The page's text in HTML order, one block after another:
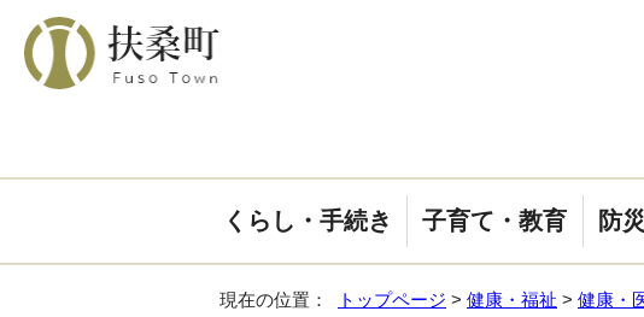
くらし・手続き 子育て・教育 防
現在の位置： トップページ > 健康・福祉 > 健康・